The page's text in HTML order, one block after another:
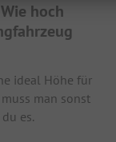
hoch
ideal Höhe für
man sonst
es.